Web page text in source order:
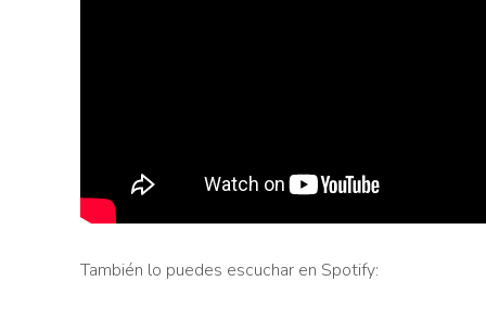
También lo puedes escuchar en Spotify: